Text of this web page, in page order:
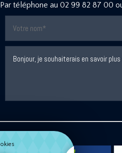
Par téléphone au 02 99 82 87 00